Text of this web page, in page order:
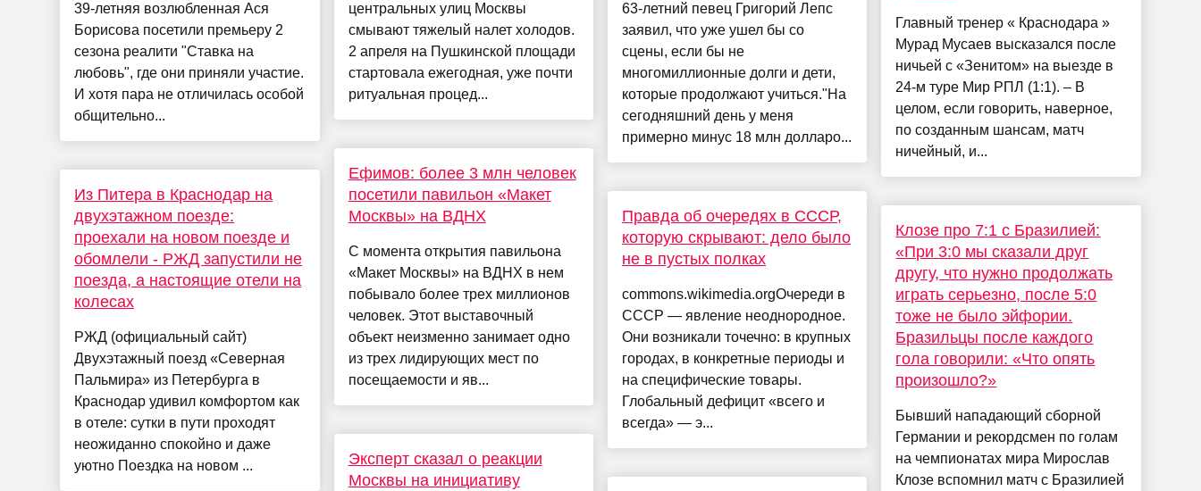
39-летняя возлюбленная Ася
Борисова посетили премьеру 2
сезона реалити "Ставка на
любовь", где они приняли участие.
И хотя пара не отличилась особой
общительно...
Из Питера в Краснодар на
двухэтажном поезде:
проехали на новом поезде и
обомлели - РЖД запустили не
поезда, а настоящие отели на
колесах
РЖД (официальный сайт)
Двухэтажный поезд «Северная
Пальмира» из Петербурга в
Краснодар удивил комфортом как
в отеле: сутки в пути проходят
неожиданно спокойно и даже
уютно Поездка на новом ...
центральных улиц Москвы
смывают тяжелый налет холодов.
2 апреля на Пушкинской площади
стартовала ежегодная, уже почти
ритуальная процед...
Ефимов: более 3 млн человек
посетили павильон «Макет
Москвы» на ВДНХ
С момента открытия павильона
«Макет Москвы» на ВДНХ в нем
побывало более трех миллионов
человек. Этот выставочный
объект неизменно занимает одно
из трех лидирующих мест по
посещаемости и яв...
Эксперт сказал о реакции
Москвы на инициативу
63-летний певец Григорий Лепс
заявил, что уже ушел бы со
сцены, если бы не
многомиллионные долги и дети,
которые продолжают учиться."На
сегодняшний день у меня
примерно минус 18 млн долларо...
Правда об очередях в СССР,
которую скрывают: дело было
не в пустых полках
commons.wikimedia.orgОчереди в
СССР — явление неоднородное.
Они возникали точечно: в крупных
городах, в конкретные периоды и
на специфические товары.
Глобальный дефицит «всего и
всегда» — э...
Главный тренер « Краснодара »
Мурад Мусаев высказался после
ничьей с «Зенитом» на выезде в
24-м туре Мир РПЛ (1:1). – В
целом, если говорить, наверное,
по созданным шансам, матч
ничейный, и...
Клозе про 7:1 с Бразилией:
«При 3:0 мы сказали друг
другу, что нужно продолжать
играть серьезно, после 5:0
тоже не было эйфории.
Бразильцы после каждого
гола говорили: «Что опять
произошло?»
Бывший нападающий сборной
Германии и рекордсмен по голам
на чемпионатах мира Мирослав
Клозе вспомнил матч с Бразилией